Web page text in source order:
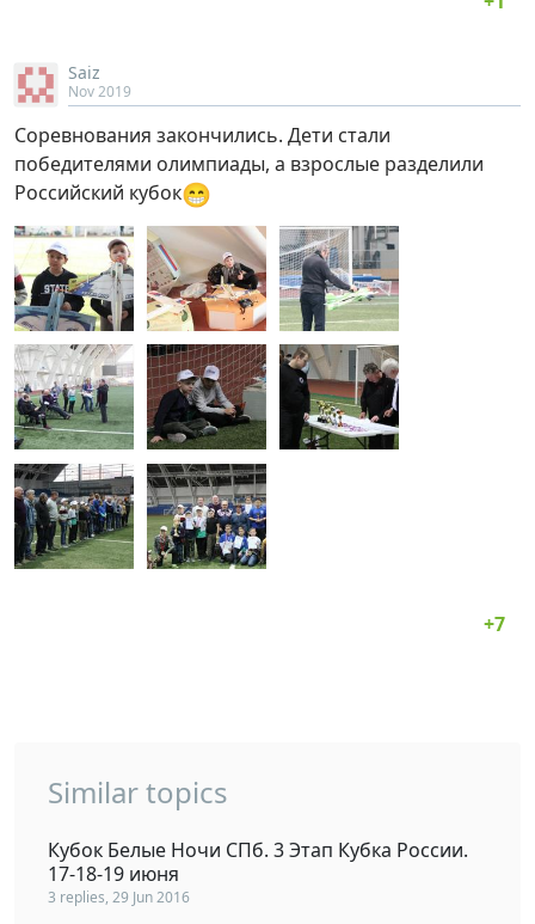
Saiz
Nov 2019
Соревнования закончились. Дети стали
победителями олимпиады, а взрослые разделили
Российский кубок😁
Similar topics
Кубок Белые Ночи СПб. 3 Этап Кубка России.
17-18-19 июня
3 replies, 29 Jun 2016